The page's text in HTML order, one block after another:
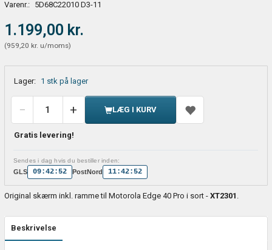
Varenr.: 5D68C22010 D3-11
1.199,00 kr.
(959,20 kr. u/moms)
Lager: 1 stk på lager
LÆG I KURV
Gratis levering!
Sendes i dag hvis du bestiller inden:
GLS 09:42:52 PostNord 11:42:52
Original skærm inkl. ramme til Motorola Edge 40 Pro i sort - XT2301
Beskrivelse